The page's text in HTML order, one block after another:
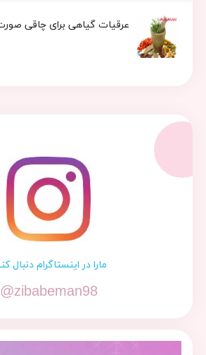
عرقیات گیاهی برای چاقی
مارا در اینستاگرام دنبال
@zibabeman98